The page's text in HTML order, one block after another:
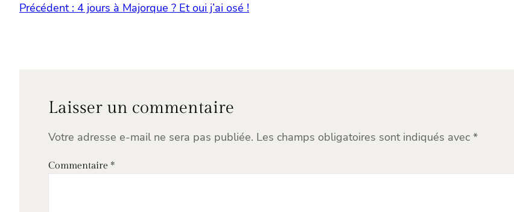
Précédent : 4 jours à Majorque ? Et oui j’ai osé !
Laisser un commentaire
Votre adresse e-mail ne sera pas publiée. Les champs obligatoires sont indiqués avec *
Commentaire *